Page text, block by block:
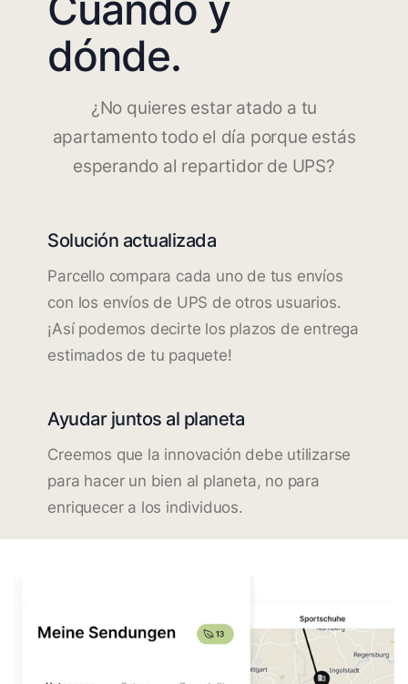
dónde.
¿No quieres estar atado a tu
apartamento todo el día porque estás
esperando al repartidor de UPS?
Solución actualizada
Parcello compara cada uno de tus envíos
con los envíos de UPS de otros usuarios.
¡Así podemos decirte los plazos de entrega
estimados de tu paquete!
Ayudar juntos al planeta
Creemos que la innovación debe utilizarse
para hacer un bien al planeta, no para
enriquecer a los individuos.